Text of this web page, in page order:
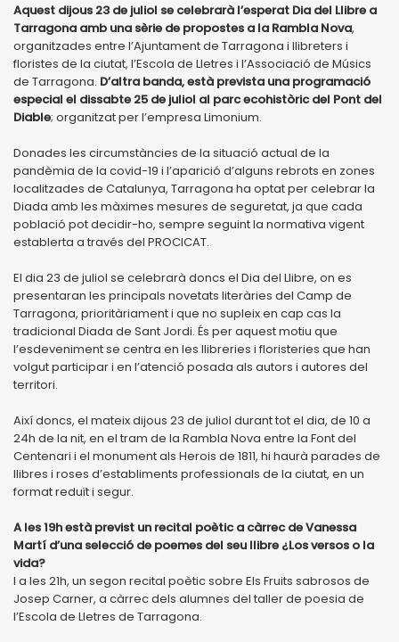
Aquest dijous 23 de juliol se celebrarà l’esperat Dia del Llibre a
Tarragona amb una sèrie de propostes a la Rambla Nova,
organitzades entre l’Ajuntament de Tarragona i llibreters i
floristes de la ciutat, l’Escola de Lletres i l’Associació de Músics
de Tarragona. D’altra banda, està prevista una programació
especial el dissabte 25 de juliol al parc ecohistòric del Pont del
Diable; organitzat per l’empresa Limonium.
Donades les circumstàncies de la situació actual de la
pandèmia de la covid-19 i l’aparició d’alguns rebrots en zones
localitzades de Catalunya, Tarragona ha optat per celebrar la
Diada amb les màximes mesures de seguretat, ja que cada
població pot decidir-ho, sempre seguint la normativa vigent
establerta a través del PROCICAT.
El dia 23 de juliol se celebrarà doncs el Dia del Llibre, on es
presentaran les principals novetats literàries del Camp de
Tarragona, prioritàriament i que no supleix en cap cas la
tradicional Diada de Sant Jordi. És per aquest motiu que
l’esdeveniment se centra en les llibreries i floristeries que han
volgut participar i en l’atenció posada als autors i autores del
territori.
Així doncs, el mateix dijous 23 de juliol durant tot el dia, de 10 a
24h de la nit, en el tram de la Rambla Nova entre la Font del
Centenari i el monument als Herois de 1811, hi haurà parades de
llibres i roses d’establiments professionals de la ciutat, en un
format reduït i segur.
A les 19h està previst un recital poètic a càrrec de Vanessa
Martí d’una selecció de poemes del seu llibre ¿Los versos o la
vida?
I a les 21h, un segon recital poètic sobre Els Fruits sabrosos de
Josep Carner, a càrrec dels alumnes del taller de poesia de
l’Escola de Lletres de Tarragona.